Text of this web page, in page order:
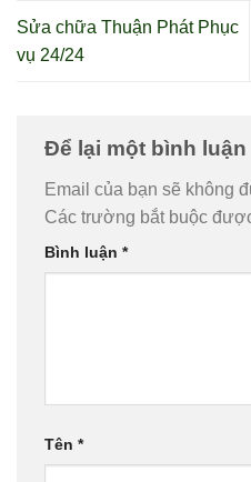
Sửa chữa Thuận Phát Phục
vụ 24/24
Để lại một bình luận
Email của bạn sẽ không
Các trường bắt buộc
Bình luận *
Tên *